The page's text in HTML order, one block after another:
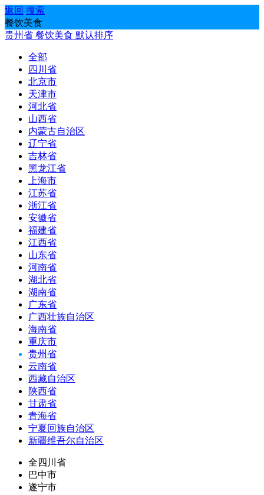
返回 搜索
餐饮美食
贵州省 餐饮美食 默认排序
全部
四川省
北京市
天津市
河北省
山西省
内蒙古自治区
辽宁省
吉林省
黑龙江省
上海市
江苏省
浙江省
安徽省
福建省
江西省
山东省
河南省
湖北省
湖南省
广东省
广西壮族自治区
海南省
重庆市
贵州省
云南省
西藏自治区
陕西省
甘肃省
青海省
宁夏回族自治区
新疆维吾尔自治区
全四川省
巴中市
遂宁市